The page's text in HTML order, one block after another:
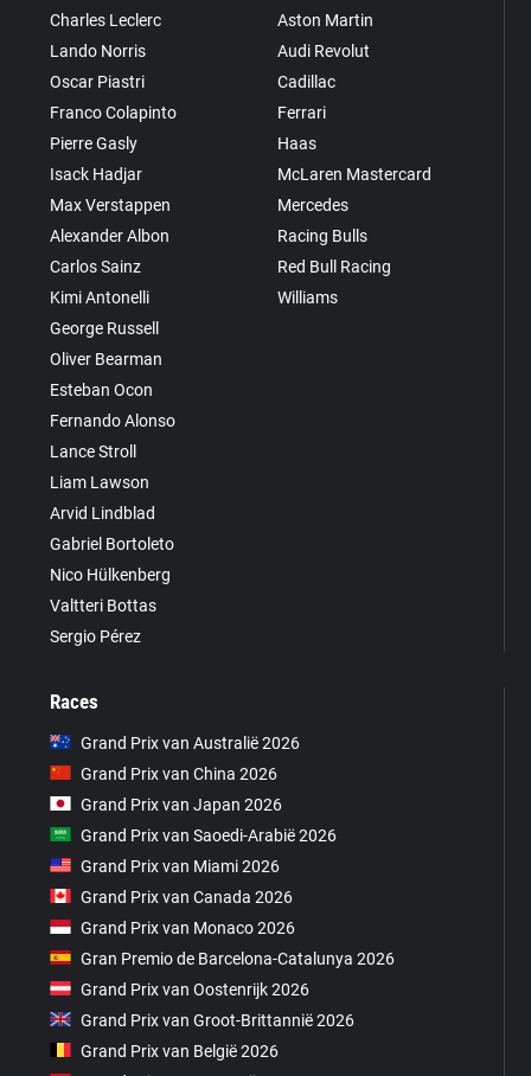
Charles Leclerc
Lando Norris
Oscar Piastri
Franco Colapinto
Pierre Gasly
Isack Hadjar
Max Verstappen
Alexander Albon
Carlos Sainz
Kimi Antonelli
George Russell
Oliver Bearman
Esteban Ocon
Fernando Alonso
Lance Stroll
Liam Lawson
Arvid Lindblad
Gabriel Bortoleto
Nico Hülkenberg
Valtteri Bottas
Sergio Pérez
Aston Martin
Audi Revolut
Cadillac
Ferrari
Haas
McLaren Mastercard
Mercedes
Racing Bulls
Red Bull Racing
Williams
Races
Grand Prix van Australië 2026
Grand Prix van China 2026
Grand Prix van Japan 2026
Grand Prix van Saoedi-Arabië 2026
Grand Prix van Miami 2026
Grand Prix van Canada 2026
Grand Prix van Monaco 2026
Gran Premio de Barcelona-Catalunya 2026
Grand Prix van Oostenrijk 2026
Grand Prix van Groot-Brittannië 2026
Grand Prix van België 2026